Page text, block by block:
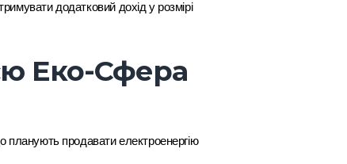
додатковий дохід у розмірі
Еко-Сфера
планують продавати електроенергію